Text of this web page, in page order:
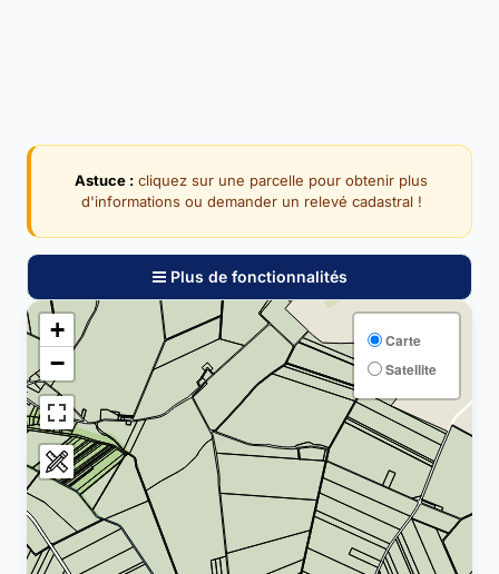
Astuce : cliquez sur une parcelle pour obtenir plus
d'informations ou demander un relevé cadastral !
Plus de fonctionnalités
+
−
Carte
Satellite